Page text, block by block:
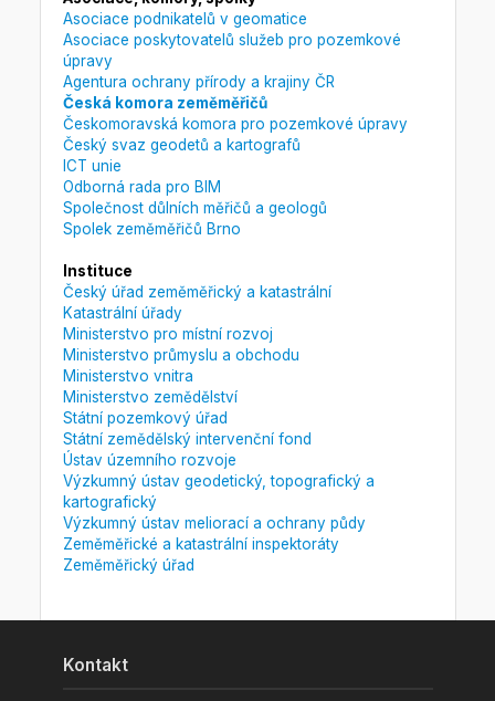
Asociace podnikatelů v geomatice
Asociace poskytovatelů služeb pro pozemkové
úpravy
Agentura ochrany přírody a krajiny ČR
Česká komora zeměměřičů
Českomoravská komora pro pozemkové úpravy
Český svaz geodetů a kartografů
ICT unie
Odborná rada pro BIM
Společnost důlních měřičů a geologů
Spolek zeměměřičů Brno
Instituce
Český úřad zeměměřický a katastrální
Katastrální úřady
Ministerstvo pro místní rozvoj
Ministerstvo průmyslu a obchodu
Ministerstvo vnitra
Ministerstvo zemědělství
Státní pozemkový úřad
Státní zemědělský intervenční fond
Ústav územního rozvoje
Výzkumný ústav geodetický, topografický a
kartografický
Výzkumný ústav meliorací a ochrany půdy
Zeměměřické a katastrální inspektoráty
Zeměměřický úřad
Kontakt